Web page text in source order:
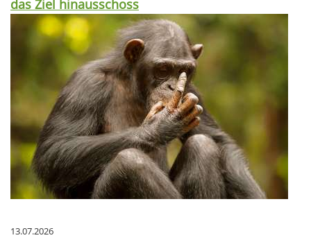
das Ziel hinausschoss
13.07.2026